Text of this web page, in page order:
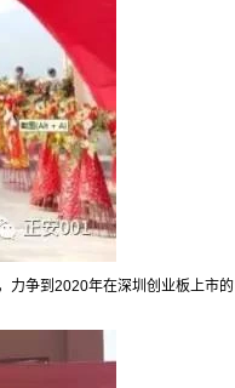
力争到2020年在深圳创业板上市的